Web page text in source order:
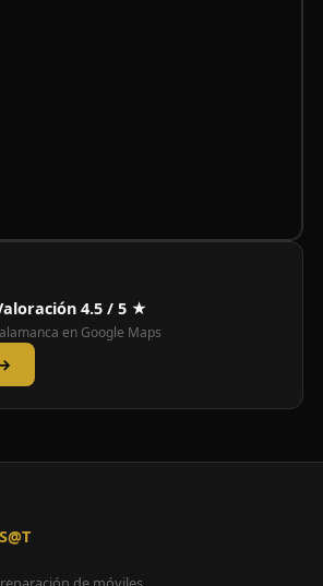
4.5 / 5 ★
en Google Maps
S@T